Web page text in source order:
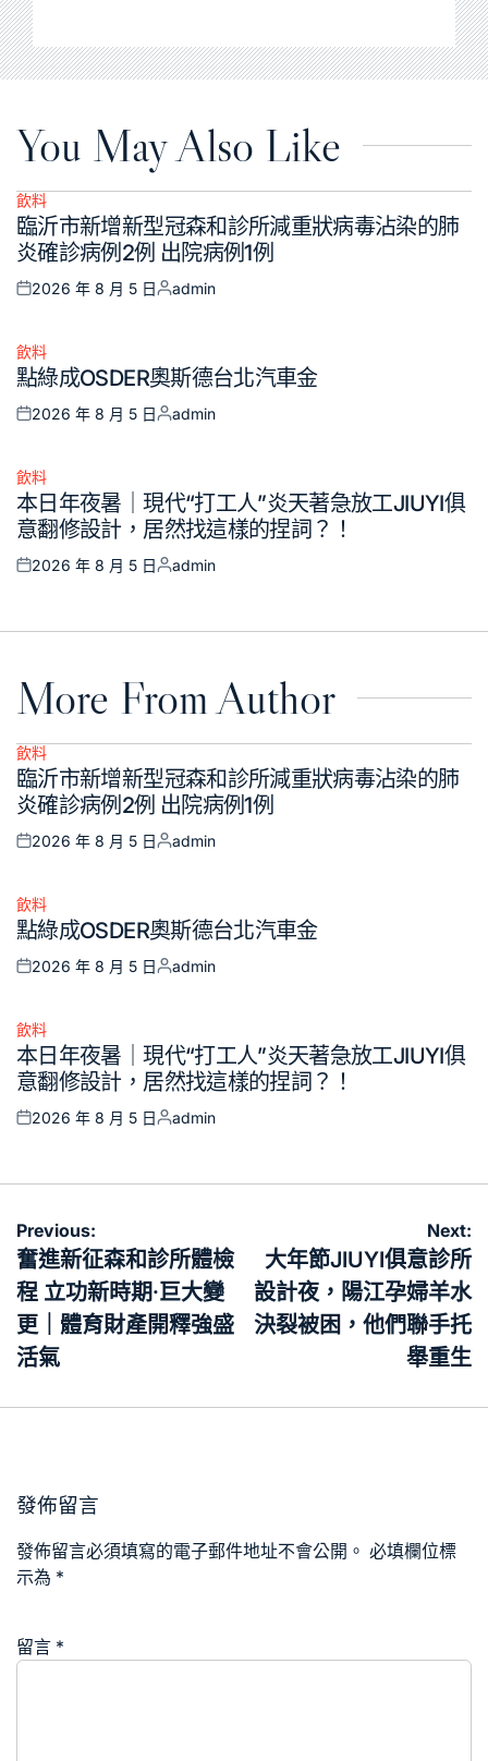
You May Also Like
Posted
in
飲料
臨沂市新增新型冠森和診所減重狀病毒沾染的肺
炎確診病例2例 出院病例1例
Posted
2026 年 8 月 5 日
Posted
admin
Posted
in
飲料
點綠成OSDER奧斯德台北汽車金
Posted
2026 年 8 月 5 日
Posted
admin
Posted
in
飲料
本日年夜暑｜現代“打工人”炎天著急放工JIUYI俱
意翻修設計，居然找這樣的捏詞？！
Posted
2026 年 8 月 5 日
Posted
admin
More From Author
Posted
in
飲料
臨沂市新增新型冠森和診所減重狀病毒沾染的肺
炎確診病例2例 出院病例1例
Posted
2026 年 8 月 5 日
Posted
admin
Posted
in
飲料
點綠成OSDER奧斯德台北汽車金
Posted
2026 年 8 月 5 日
Posted
admin
Posted
in
飲料
本日年夜暑｜現代“打工人”炎天著急放工JIUYI俱
意翻修設計，居然找這樣的捏詞？！
Posted
2026 年 8 月 5 日
Posted
admin
文
章
導
覽
Previous:
奮進新征森和診所體檢
程 立功新時期·巨大變
更｜體育財產開釋強盛
活氣
Next:
大年節JIUYI俱意診所
設計夜，陽江孕婦羊水
決裂被困，他們聯手托
舉重生
發佈留言
發佈留言必須填寫的電子郵件地址不會公開。 必填欄位標
示為 *
留言 *